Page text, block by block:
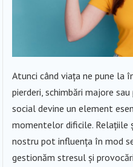
Atunci când viața ne pune la
pierderi, schimbări majore
social devine un element
momentelor dificile. Relațiile
nostru pot influența în mod
gestionăm stresul și